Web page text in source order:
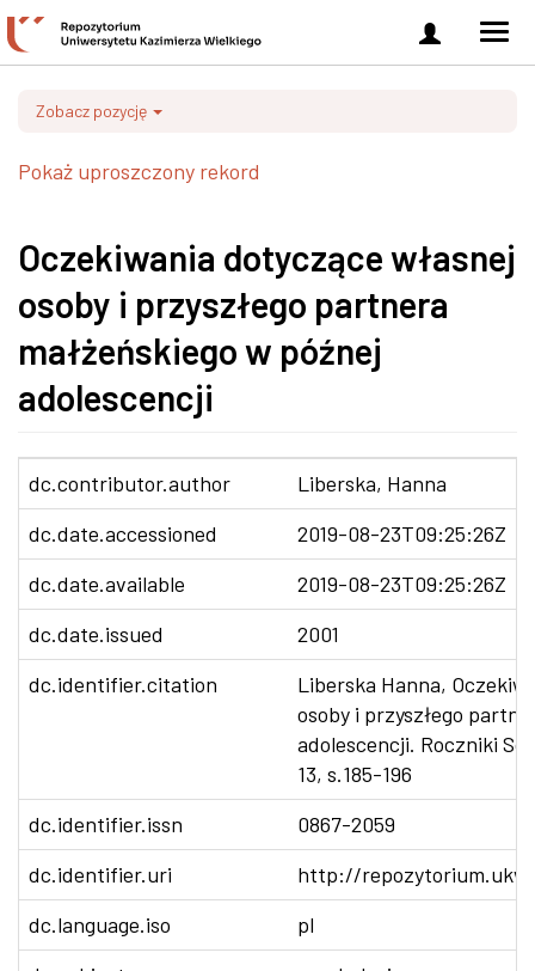
Zaloguj
się
Zobacz pozycję
Pokaż uproszczony rekord
Oczekiwania dotyczące własnej
osoby i przyszłego partnera
małżeńskiego w późnej
adolescencji
dc.contributor.author
Liberska, Hanna
dc.date.accessioned
2019-08-23T09:25:26Z
dc.date.available
2019-08-23T09:25:26Z
dc.date.issued
2001
dc.identifier.citation
Liberska Hanna,
osoby i przyszłego
adolescencji. Roczniki
13, s.185-196
dc.identifier.issn
0867-2059
dc.identifier.uri
http://
dc.language.iso
pl